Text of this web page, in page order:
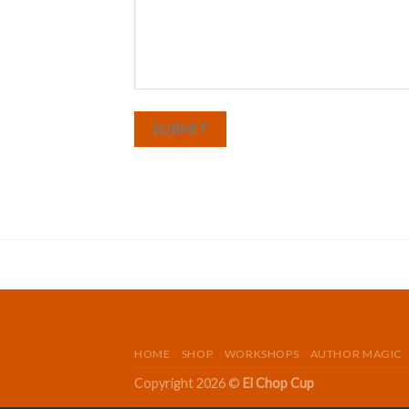
SUBMIT
HOME SHOP WORKSHOPS AUTHOR MAGIC
Copyright 2026 © El Chop Cup